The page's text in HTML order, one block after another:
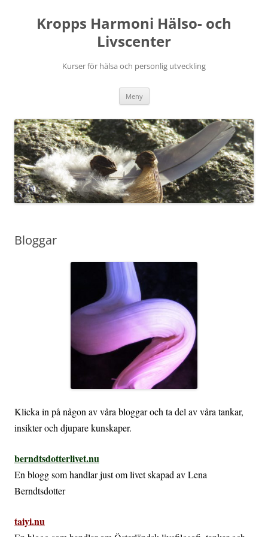
innehållKropps Harmoni Hälso- och
Livscenter
Kurser för hälsa och personlig utveckling
Meny
Bloggar
Klicka in på någon av våra bloggar och ta del av våra tankar,
insikter och djupare kunskaper.
berndtsdotterlivet.nu
En blogg som handlar just om livet skapad av Lena
Berndtsdotter
taiyi.nu